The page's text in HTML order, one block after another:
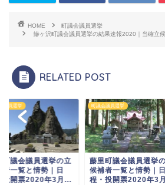
HOME
町議会議員選挙
鰺ヶ沢町議会議員選挙の結果速報2020｜当確立
RELATED POST
議員選挙
町議会議員選挙の立
者一覧と情勢｜日
投開票2020年3月...
町議会議員選挙
藤里町議会議員選挙
候補者一覧と情勢｜日
程・投開票2020年3